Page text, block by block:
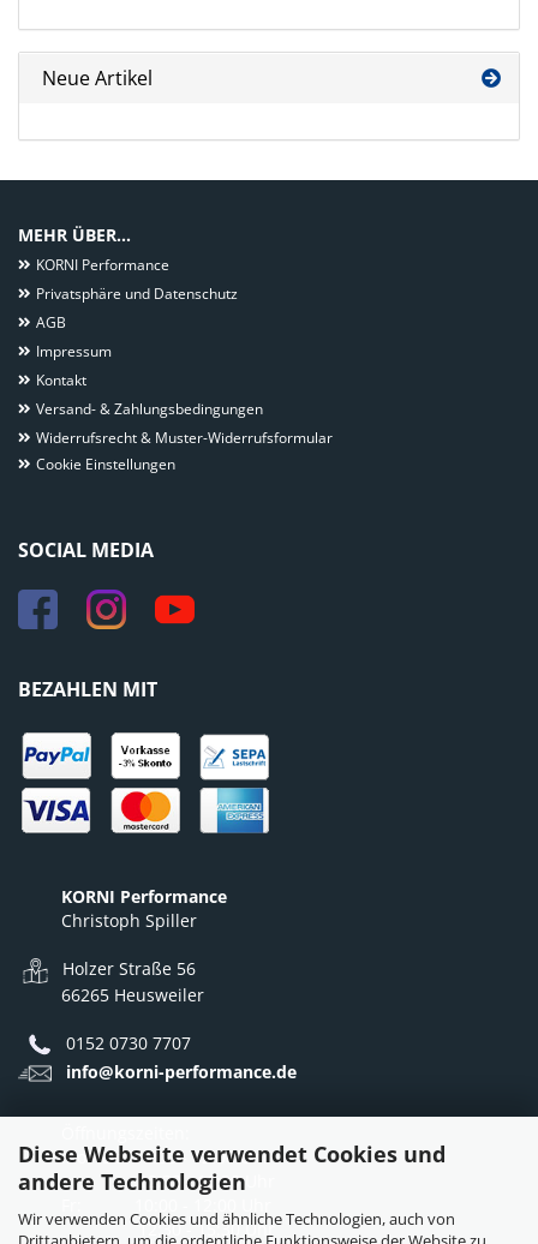
Diese Webseite verwendet Cookies und
andere Technologien
Wir verwenden Cookies und ähnliche Technologien, auch von
Neue Artikel
MEHR ÜBER...
KORNI Performance
Privatsphäre und Datenschutz
AGB
Impressum
Kontakt
Versand- & Zahlungsbedingungen
Widerrufsrecht & Muster-Widerrufsformular
Cookie Einstellungen
SOCIAL MEDIA
BEZAHLEN MIT
KORNI Performance
Christoph Spiller
Holzer Straße 56
66265 Heusweiler
0152 0730 7707
info@korni-performance.de
Mo - Do: 10:00 - 12:00 Uhr
12:30 - 16:30 Uhr
12:30 - 15:30 Uhr